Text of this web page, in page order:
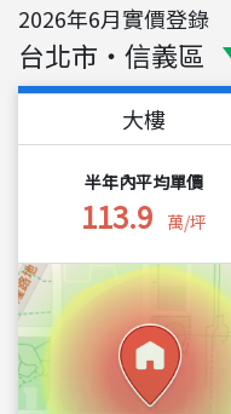
2026年6月實價登錄
台北市 ・ 信義區
大樓
半年內平均單價
113.9 萬/坪